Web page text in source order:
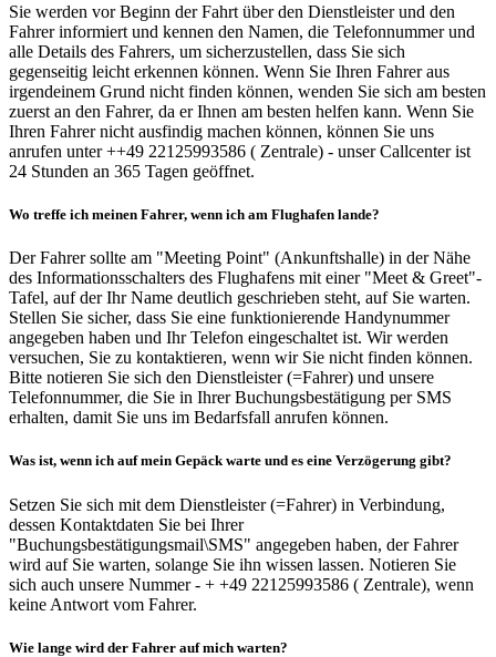
Sie werden vor Beginn der Fahrt über den Dienstleister und den
Fahrer informiert und kennen den Namen, die Telefonnummer und
alle Details des Fahrers, um sicherzustellen, dass Sie sich
gegenseitig leicht erkennen können. Wenn Sie Ihren Fahrer aus
irgendeinem Grund nicht finden können, wenden Sie sich am besten
zuerst an den Fahrer, da er Ihnen am besten helfen kann. Wenn Sie
Ihren Fahrer nicht ausfindig machen können, können Sie uns
anrufen unter ++49 22125993586 ( Zentrale) - unser Callcenter ist
24 Stunden an 365 Tagen geöffnet.
Wo treffe ich meinen Fahrer, wenn ich am Flughafen lande?
Der Fahrer sollte am "Meeting Point" (Ankunftshalle) in der Nähe
des Informationsschalters des Flughafens mit einer "Meet & Greet"-
Tafel, auf der Ihr Name deutlich geschrieben steht, auf Sie warten.
Stellen Sie sicher, dass Sie eine funktionierende Handynummer
angegeben haben und Ihr Telefon eingeschaltet ist. Wir werden
versuchen, Sie zu kontaktieren, wenn wir Sie nicht finden können.
Bitte notieren Sie sich den Dienstleister (=Fahrer) und unsere
Telefonnummer, die Sie in Ihrer Buchungsbestätigung per SMS
erhalten, damit Sie uns im Bedarfsfall anrufen können.
Was ist, wenn ich auf mein Gepäck warte und es eine Verzögerung gibt?
Setzen Sie sich mit dem Dienstleister (=Fahrer) in Verbindung,
dessen Kontaktdaten Sie bei Ihrer
"Buchungsbestätigungsmail\SMS" angegeben haben, der Fahrer
wird auf Sie warten, solange Sie ihn wissen lassen. Notieren Sie
sich auch unsere Nummer - + +49 22125993586 ( Zentrale), wenn
keine Antwort vom Fahrer.
Wie lange wird der Fahrer auf mich warten?